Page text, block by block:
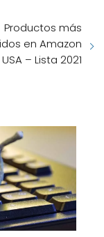
Productos más
en Amazon
USA – Lista 2021